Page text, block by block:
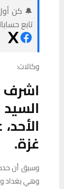
🔔 كن
تابع
وكالات:
اشرف
السيد
الأحد،
غزة.
وسبق أن
وهي بغداد